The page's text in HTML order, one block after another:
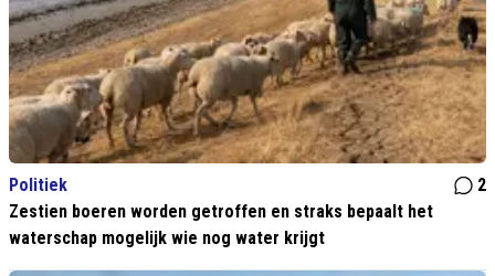
Politiek
2
Zestien boeren worden getroffen en straks bepaalt het
waterschap mogelijk wie nog water krijgt